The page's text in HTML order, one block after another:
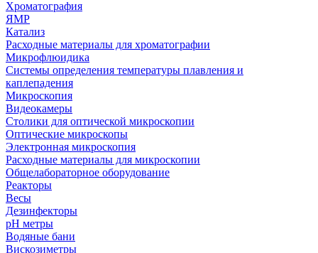
Хроматография
ЯМР
Катализ
Расходные материалы для хроматографии
Микрофлюидика
Системы определения температуры плавления и
каплепадения
Микроскопия
Видеокамеры
Столики для оптической микроскопии
Оптические микроскопы
Электронная микроскопия
Расходные материалы для микроскопии
Общелабораторное оборудование
Реакторы
Весы
Дезинфекторы
рН метры
Водяные бани
Вискозиметры